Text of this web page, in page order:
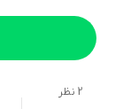
2 نظر